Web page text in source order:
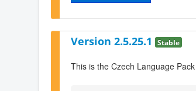
Version 2.5.25.1 Stable
This is the Czech Language